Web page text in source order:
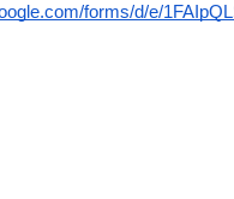
forms/d/e/